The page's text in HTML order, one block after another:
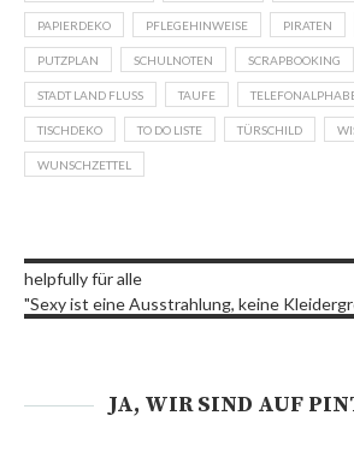
PAPIERDEKO PFLEGEHINWEISE PIRATEN
PUTZPLAN SCHULNOTEN SCRAPBOOKING
STADT LAND FLUSS TAUFE
TISCHDEKO TO DO LISTE TÜRSCHILD
WUNSCHZETTEL
helpfully für alle
"Sexy ist eine Ausstrahlung, keine
JA, WIR SIND AUF